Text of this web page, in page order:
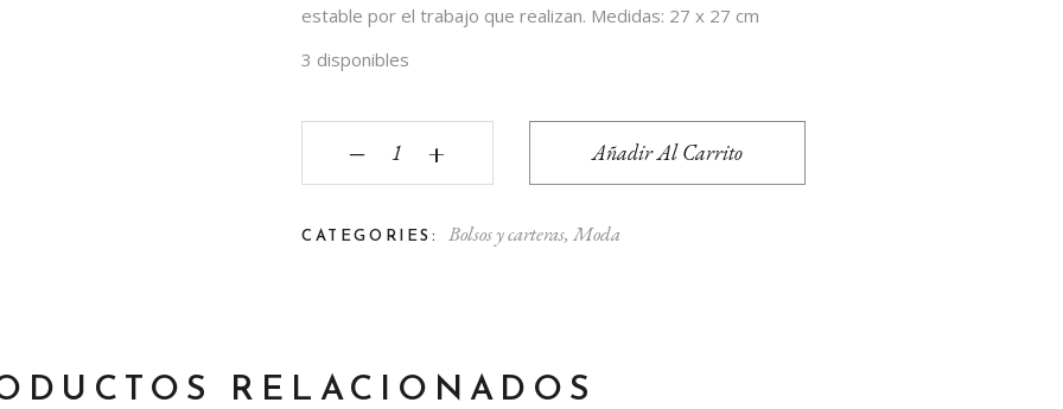
estable por el trabajo que realizan. Medidas: 27 x 27 cm
3 disponibles
Bandolera reciclada quantity
‒ + Añadir Al Carrito
CATEGORIES: Bolsos y carteras,Moda
RELACIONADOS